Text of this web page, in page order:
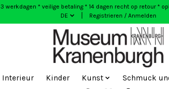
werkdagen * veilige betaling * 14 dagen recht op retour *
DE
Registrieren / Anmelden
Interieur Kinder Kunst Schmuck